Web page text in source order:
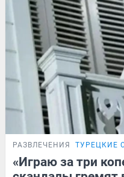
РАЗВЛЕЧЕНИЯ ТУРЕЦКИЕ
«Играю за три